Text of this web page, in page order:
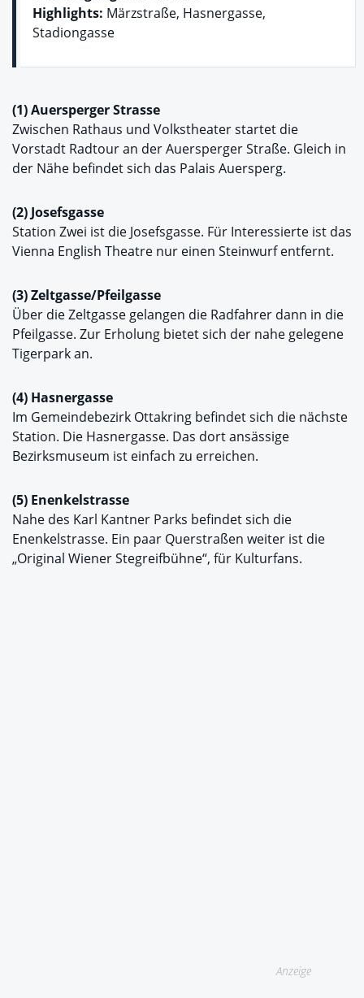
Highlights: Märzstraße, Hasnergasse,
Stadiongasse
(1) Auersperger Strasse
Zwischen Rathaus und Volkstheater startet die
Vorstadt Radtour an der Auersperger Straße. Gleich in
der Nähe befindet sich das Palais Auersperg.
(2) Josefsgasse
Station Zwei ist die Josefsgasse. Für Interessierte ist das
Vienna English Theatre nur einen Steinwurf entfernt.
(3) Zeltgasse/Pfeilgasse
Über die Zeltgasse gelangen die Radfahrer dann in die
Pfeilgasse. Zur Erholung bietet sich der nahe gelegene
Tigerpark an.
(4) Hasnergasse
Im Gemeindebezirk Ottakring befindet sich die nächste
Station. Die Hasnergasse. Das dort ansässige
Bezirksmuseum ist einfach zu erreichen.
(5) Enenkelstrasse
Nahe des Karl Kantner Parks befindet sich die
Enenkelstrasse. Ein paar Querstraßen weiter ist die
„Original Wiener Stegreifbühne“, für Kulturfans.
Anzeige